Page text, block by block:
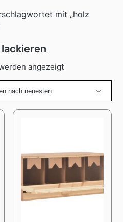
mit „holz
angezeigtSorted